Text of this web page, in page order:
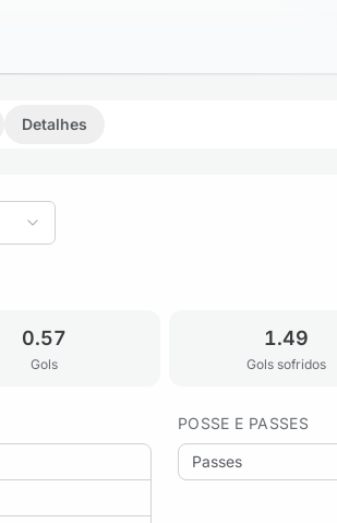
Detalhes
0.57
Gols
1.49
Gols sofridos
POSSE E PASSES
Passes